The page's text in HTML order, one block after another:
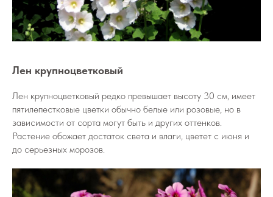
Лен крупноцветковый
Лен крупноцветковый редко превышает высоту 30 см, имеет
пятилепестковые цветки обычно белые или розовые, но в
зависимости от сорта могут быть и других оттенков.
Растение обожает достаток света и влаги, цветет с июня и
до серьезных морозов.